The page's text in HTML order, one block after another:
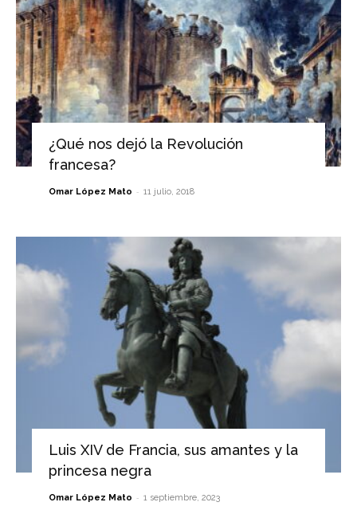
¿Qué nos dejó la Revolución
francesa?
Omar López Mato - 11 julio, 2018
Luis XIV de Francia, sus amantes y la
princesa negra
Omar López Mato - 1 septiembre, 2023